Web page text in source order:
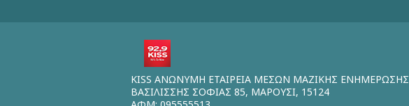
KISS ΑΝΩΝΥΜΗ ΕΤΑΙΡΕΙΑ ΜΕΣΩΝ ΜΑΖΙΚΗΣ ΕΝΗΜΕΡΩΣΗΣ
ΒΑΣΙΛΙΣΣΗΣ ΣΟΦΙΑΣ 85, ΜΑΡΟΥΣΙ, 15124